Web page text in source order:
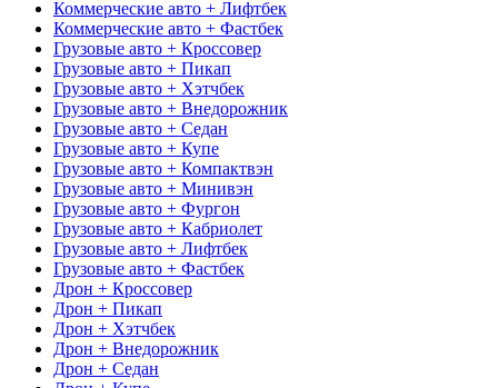
Коммерческие авто + Лифтбек
Коммерческие авто + Фастбек
Грузовые авто + Кроссовер
Грузовые авто + Пикап
Грузовые авто + Хэтчбек
Грузовые авто + Внедорожник
Грузовые авто + Седан
Грузовые авто + Купе
Грузовые авто + Компактвэн
Грузовые авто + Минивэн
Грузовые авто + Фургон
Грузовые авто + Кабриолет
Грузовые авто + Лифтбек
Грузовые авто + Фастбек
Дрон + Кроссовер
Дрон + Пикап
Дрон + Хэтчбек
Дрон + Внедорожник
Дрон + Седан